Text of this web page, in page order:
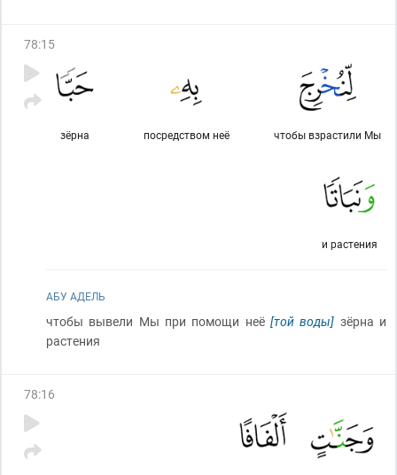
78:15
чтобы взрастили Мы
посредством неё
зёрна
и растения
АБУ АДЕЛЬ
чтобы вывели Мы при помощи неё [той воды] зёрна и
растения
78:16